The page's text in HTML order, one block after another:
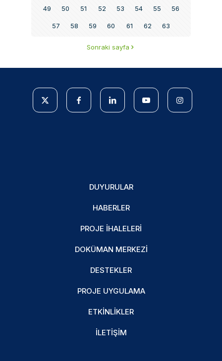
49 50 51 52 53 54 55 56
57 58 59 60 61 62 63
Sonraki sayfa
DUYURULAR
HABERLER
PROJE İHALELERI
DOKÜMAN MERKEZI
DESTEKLER
PROJE UYGULAMA
ETKINLIKLER
İLETIŞIM